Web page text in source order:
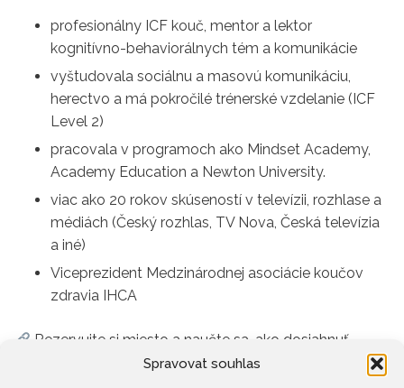
Spravovat souhlas
profesionálny ICF kouč, mentor a lektor
kognitívno-behaviorálnych tém a komunikácie
vyštudovala sociálnu a masovú komunikáciu,
herectvo a má pokročilé trénerské vzdelanie (ICF
Level 2)
pracovala v programoch ako Mindset Academy,
Academy Education a Newton University.
viac ako 20 rokov skúseností v televízii, rozhlase a
médiách (Český rozhlas, TV Nova, Česká televízia
a iné)
Viceprezident Medzinárodnej asociácie koučov
zdravia IHCA
Rezervujte si miesto a naučte sa, ako dosiahnuť
väčšiu rovnováhu a udržateľný výkon prostredníctvom